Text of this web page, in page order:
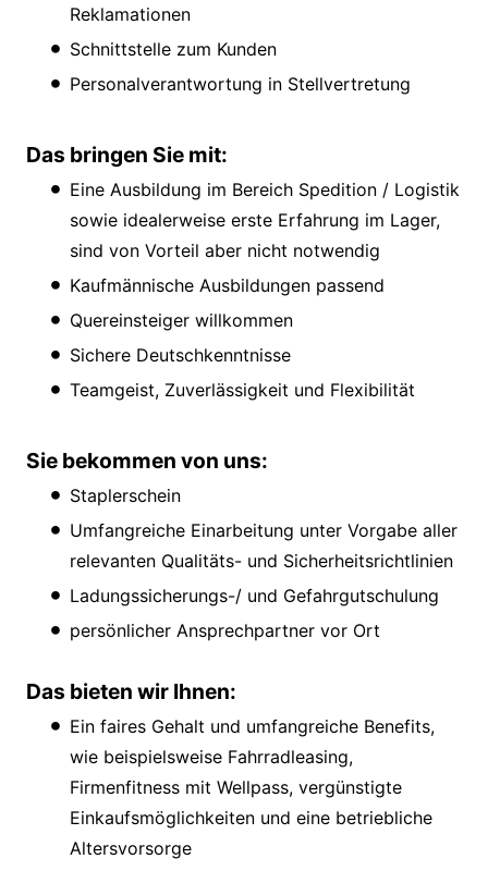
Reklamationen
Schnittstelle zum Kunden
Personalverantwortung in Stellvertretung
Das bringen Sie mit:
Eine Ausbildung im Bereich Spedition / Logistik
sowie idealerweise erste Erfahrung im Lager,
sind von Vorteil aber nicht notwendig
Kaufmännische Ausbildungen passend
Quereinsteiger willkommen
Sichere Deutschkenntnisse
Teamgeist, Zuverlässigkeit und Flexibilität
Sie bekommen von uns:
Staplerschein
Umfangreiche Einarbeitung unter Vorgabe aller
relevanten Qualitäts- und Sicherheitsrichtlinien
Ladungssicherungs-/ und Gefahrgutschulung
persönlicher Ansprechpartner vor Ort
Das bieten wir Ihnen:
Ein faires Gehalt und umfangreiche Benefits,
wie beispielsweise Fahrradleasing,
Firmenfitness mit Wellpass, vergünstigte
Einkaufsmöglichkeiten und eine betriebliche
Altersvorsorge